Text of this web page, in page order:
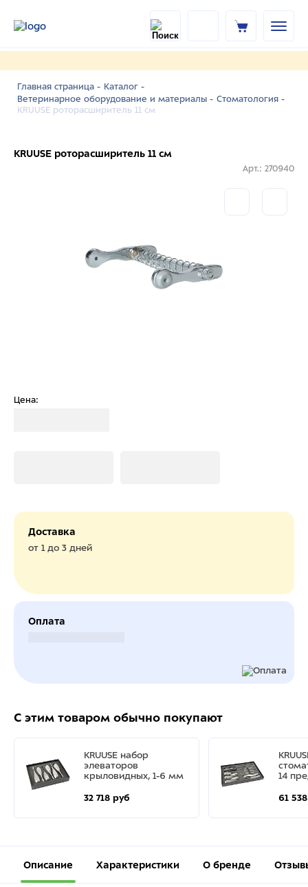
Главная страница - Каталог -
Ветеринарное оборудование и материалы - Стоматология -
KRUUSE роторасширитель 11 см
KRUUSE роторасширитель 11 см
Арт.: 270940
Цена:
Доставка
от 1 до 3 дней
Оплата
С этим товаром обычно покупают
KRUUSE набор
элеваторов
крыловидных, 1-6 мм
32 718 руб
14
61
Описание Характеристики О бренде